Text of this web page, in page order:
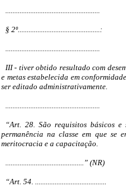
.....................................................
§ 2º..............................................:
.....................................................
III - tiver obtido resultado com
e metas estabelecida em
ser editado administrativamente.
.....................................................
“Art. 28. São requisitos básicos
permanência na classe em que se
meritocracia e a capacitação.
............................................” (NR)
“Art. 54. ........................................